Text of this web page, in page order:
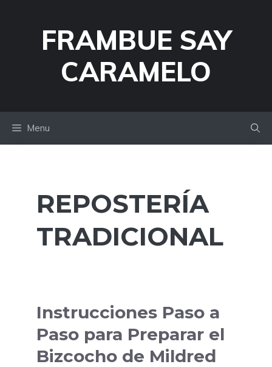
FRAMBUE SAY
CARAMELO
Menu
REPOSTERÍA
TRADICIONAL
Instrucciones Paso a
Paso para Preparar el
Bizcocho de Mildred